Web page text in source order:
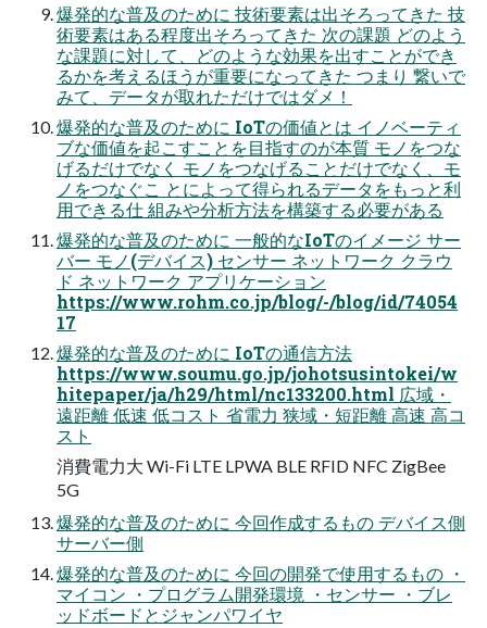
爆発的な普及のために 技術要素は出そろってきた 技
術要素はある程度出そろってきた 次の課題 どのよう
な課題に対して、どのような効果を出すことができ
るかを考えるほうが重要になってきた つまり 繋いで
みて、データが取れただけではダメ！
爆発的な普及のために IoTの価値とは イノベーティ
ブな価値を起こすことを目指すのが本質 モノをつな
げるだけでなく モノをつなげることだけでなく、モ
ノをつなぐこ とによって得られるデータをもっと利
用できる仕 組みや分析方法を構築する必要がある
爆発的な普及のために 一般的なIoTのイメージ サー
バー モノ(デバイス) センサー ネットワーク クラウ
ド ネットワーク アプリケーション
https://www.rohm.co.jp/blog/-/blog/id/74054
17
爆発的な普及のために IoTの通信方法
https://www.soumu.go.jp/johotsusintokei/w
hitepaper/ja/h29/html/nc133200.html 広域・
遠距離 低速 低コスト 省電力 狭域・短距離 高速 高コ
スト
消費電力大 Wi-Fi LTE LPWA BLE RFID NFC ZigBee
5G
爆発的な普及のために 今回作成するもの デバイス側
サーバー側
爆発的な普及のために 今回の開発で使用するもの ・
マイコン ・プログラム開発環境 ・センサー ・ブレ
ッドボードとジャンパワイヤ